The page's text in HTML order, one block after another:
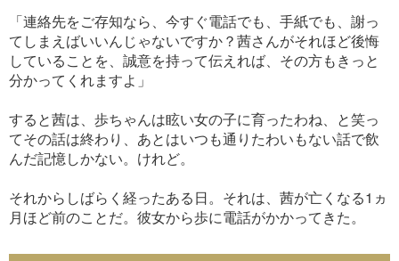
「連絡先をご存知なら、今すぐ電話でも、手紙でも、謝っ
てしまえばいいんじゃないですか？茜さんがそれほど後悔
していることを、誠意を持って伝えれば、その方もきっと
分かってくれますよ」
すると茜は、歩ちゃんは眩い女の子に育ったわね、と笑っ
てその話は終わり、あとはいつも通りたわいもない話で飲
んだ記憶しかない。けれど。
それからしばらく経ったある日。それは、茜が亡くなる1ヵ
月ほど前のことだ。彼女から歩に電話がかかってきた。